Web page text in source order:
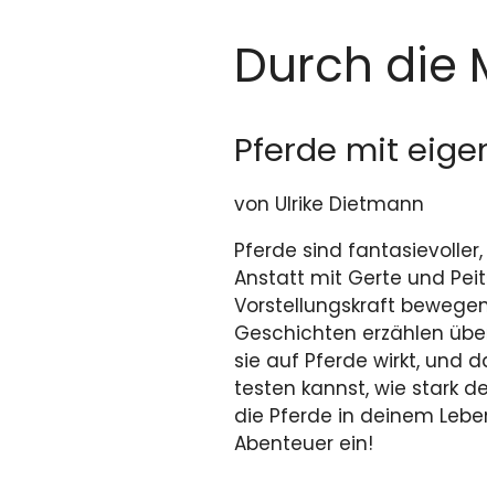
Durch die
Pferde mit
von Ulrike Dietmann
Pferde sind
Anstatt mit Gerte und
Vorstellungskraft
Geschichten erzählen
sie auf Pferde wirkt, und
testen kannst, wie stark
die Pferde in deinem
Abenteuer ein!